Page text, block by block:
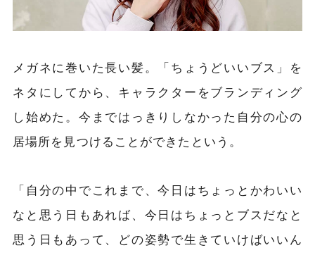
メガネに巻いた長い髪。「ちょうどいいブス」を
ネタにしてから、キャラクターをブランディング
し始めた。今まではっきりしなかった自分の心の
居場所を見つけることができたという。
「自分の中でこれまで、今日はちょっとかわいい
なと思う日もあれば、今日はちょっとブスだなと
思う日もあって、どの姿勢で生きていけばいいん